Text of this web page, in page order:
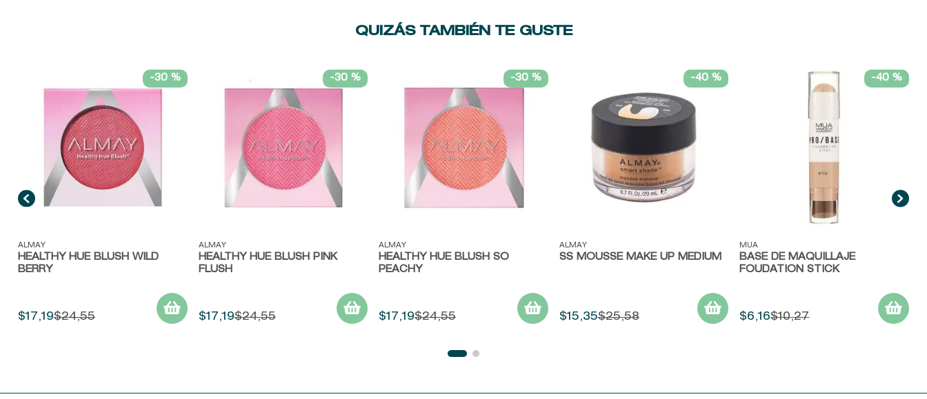
QUIZÁS TAMBIÉN TE GUSTE
-30 %
Vista rápida
ALMAY
HEALTHY HUE BLUSH WILD
BERRY
$17,19$24,55
-30 %
Vista rápida
ALMAY
HEALTHY HUE BLUSH PINK
FLUSH
$17,19$24,55
-30 %
Vista rápida
ALMAY
HEALTHY HUE BLUSH SO
PEACHY
$17,19$24,55
-40 %
Vista rápida
ALMAY
SS MOUSSE MAKE UP MEDIUM
$15,35$25,58
-40 %
Vista rápida
MUA
BASE DE MAQUILLAJE
FOUDATION STICK
$6,16$10,27